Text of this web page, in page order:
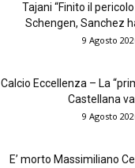
Tajani “Finito il
Schengen, Sanchez
9 Agosto
Calcio Eccellenza – La
Castellana va
9 Agosto
E’ morto Massimiliano